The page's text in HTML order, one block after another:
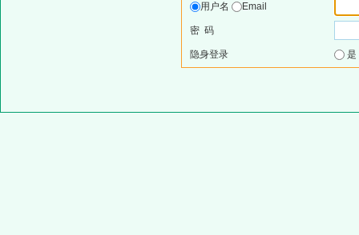
用户名
Email
密 码
隐身登录